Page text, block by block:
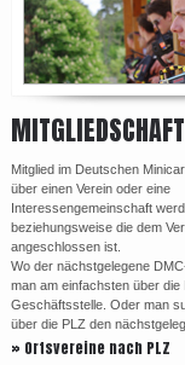
MITGLIEDSCHAFT
Mitglied im Deutschen
über einen Verein oder eine
Interessengemeinschaft
beziehungsweise die dem
angeschlossen ist.
Wo der nächstgelegene
man am einfachsten über die
Geschäftsstelle. Oder man
über die PLZ den
» Ortsvereine nach PLZ